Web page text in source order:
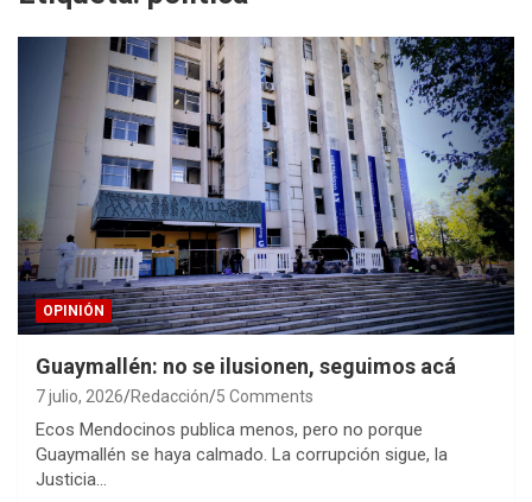
OPINIÓN
Guaymallén: no se ilusionen, seguimos acá
7 julio, 2026 Redacción 5 Comments
Ecos Mendocinos publica menos, pero no porque
Guaymallén se haya calmado. La corrupción sigue, la
Justicia…